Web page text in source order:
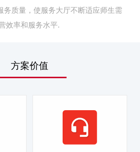
务质量，使服务大厅不断适应师生需
效率和服务水平.
方案价值